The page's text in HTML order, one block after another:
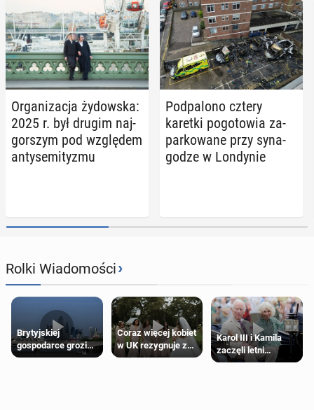
Or­ga­ni­za­cja ży­dow­ska:
2025 r. był drugim naj­
gor­szym pod wzglę­dem
an­ty­se­mi­ty­zmu
Pod­pa­lo­no cztery
karetki po­go­to­wia za­
par­ko­wa­ne przy sy­na­
go­dze w Lon­dy­nie
Rolki Wiadomości›
Brytyjskiej
gospodarce grozi
recesja, jeśli
Coraz więcej kobiet
w UK rezygnuje z
roli druhny na
Karol III i Kamila
zaczęli letni
odpoczynek po